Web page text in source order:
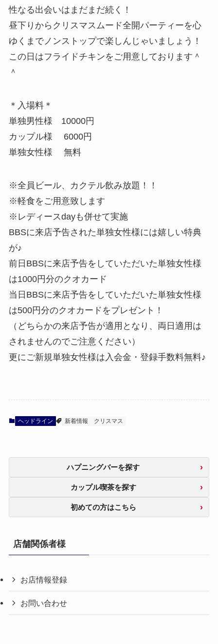
性なる出会いはまだまだ続く！
昼下りからクリスマスムード全開パーティーを心
ゆくまでノンストップで楽しんじゃいましょう！
この日はフライドチキンをご用意しております＾
＾
＊入場料＊
単独男性様 10000円
カップル様 6000円
単独女性様 無料
※全員ビール、カクテル飲み放題！！
※軽食をご用意致します
※レディースdayも併せて実施
BBSに来店予告された単独女性様には嬉しい特典
が♪
前日BBSに来店予告をしていただいた単独女性様
は1000円分のクオカード
当日BBSに来店予告をしていただいた単独女性様
は500円分のクオカードをプレゼント！
（どちらかの来店予告が適用となり、両日適用は
されませんのでご注意ください）
更にご新規単独女性様は入会金・登録手数料無料♪
ヘッドライン 新着情報 クリスマス
ハプニングバーを探す
カップル喫茶を探す
初めての方はこちら
店舗関係者様
お店情報登録
お問い合わせ